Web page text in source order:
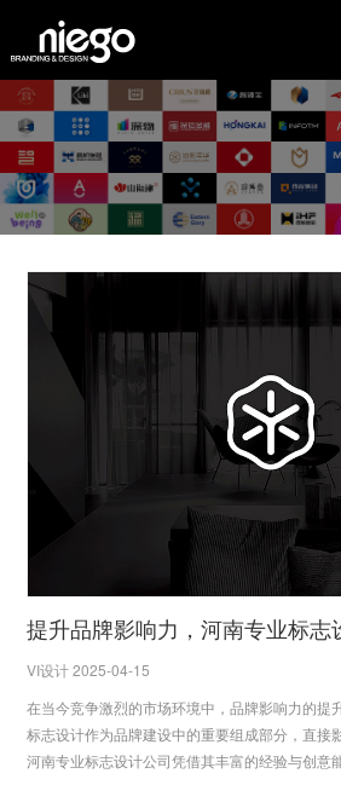
VI设计 2025-04-15
在当今竞争激烈的市场环境中，品牌影响力的提
标志设计作为品牌建设中的重要组成部分，直接
河南专业标志设计公司凭借其丰富的经验与创意